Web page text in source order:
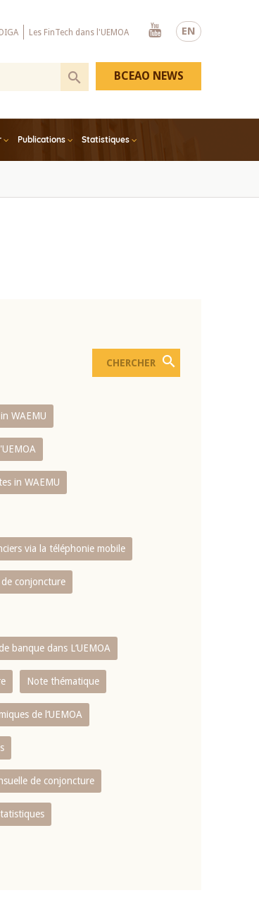
EN
Les FinTech dans l'UEMOA
Youtube
Publications Statistiques
BCEAO NEWS
WAEMU
in WAEMU
via la téléphonie mobile
conjoncture
banque dans L‘UEMOA
Note thématique
de l‘UEMOA
de conjoncture